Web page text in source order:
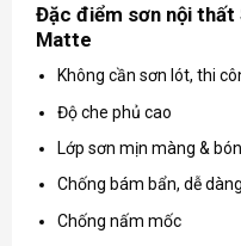
Đặc điểm sơn nội thất
Matte
Không cần sơn lót, thi
Độ che phủ cao
Lớp sơn mịn màng &
Chống bám bẩn, dễ
Chống nấm mốc